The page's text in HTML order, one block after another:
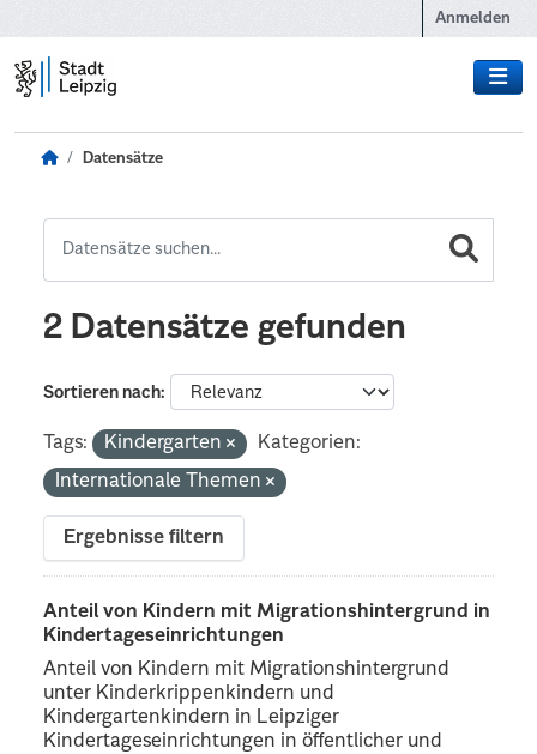
Anmelden
Datensätze
2 Datensätze gefunden
Sortieren nach
Tags: Kindergarten
Kategorien:
Internationale Themen
Ergebnisse filtern
Anteil von Kindern mit Migrationshintergrund in
Kindertageseinrichtungen
Anteil von Kindern mit Migrationshintergrund
unter Kinderkrippenkindern und
Kindergartenkindern in Leipziger
Kindertageseinrichtungen in öffentlicher und